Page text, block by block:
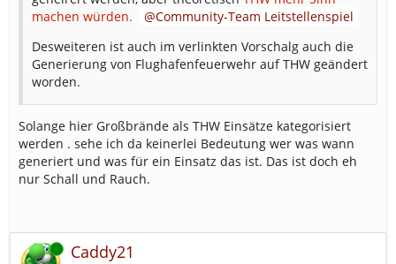
machen würden.
Community-Team Leitstellenspiel
Desweiteren ist auch im verlinkten Vorschalg auch die
Generierung von Flughafenfeuerwehr auf THW geändert
worden.
Solange hier Großbrände als THW Einsätze kategorisiert
werden . sehe ich da keinerlei Bedeutung wer was wann
generiert und was für ein Einsatz das ist. Das ist doch eh
nur Schall und Rauch.
Online Caddy21